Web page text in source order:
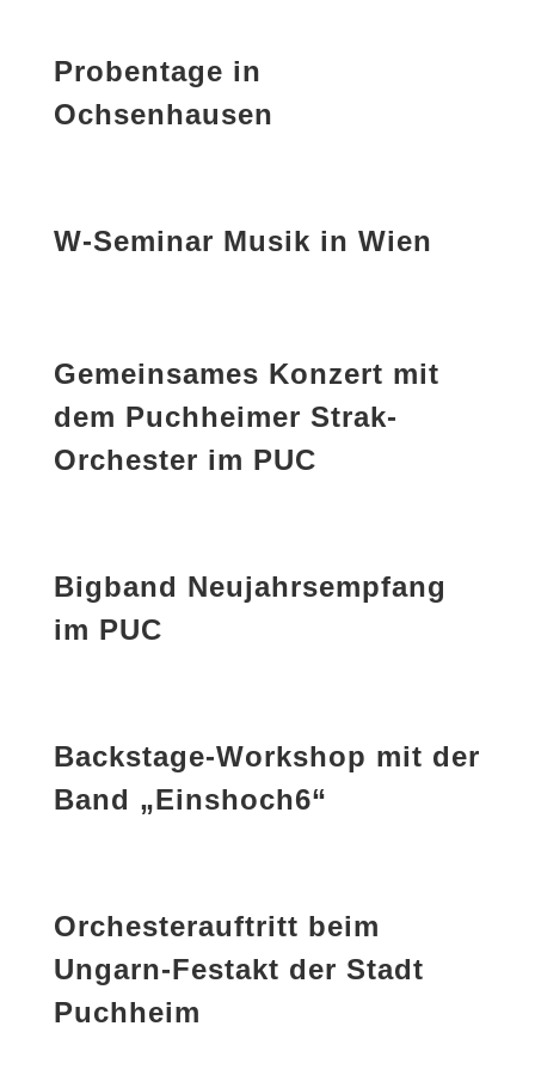
Probentage in
Ochsenhausen
W-Seminar Musik in Wien
Gemeinsames Konzert mit
dem Puchheimer Strak-
Orchester im PUC
Bigband Neujahrsempfang
im PUC
Backstage-Workshop mit der
Band „Einshoch6“
Orchesterauftritt beim
Ungarn-Festakt der Stadt
Puchheim